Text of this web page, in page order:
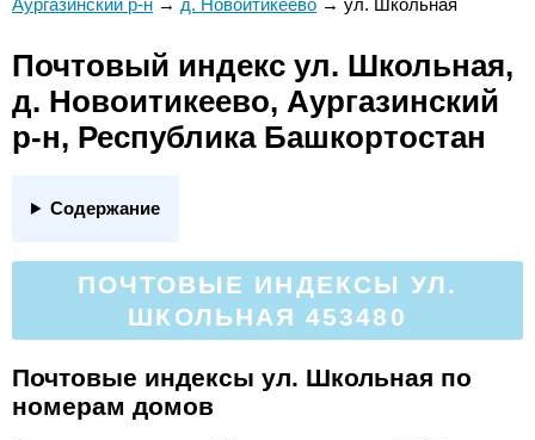
Аургазинский р-н → д. Новоитикеево → ул. Школьная
Почтовый индекс ул. Школьная,
д. Новоитикеево, Аургазинский
р-н, Республика Башкортостан
Содержание
ПОЧТОВЫЕ ИНДЕКСЫ УЛ.
ШКОЛЬНАЯ 453480
Почтовые индексы ул. Школьная по
номерам домов